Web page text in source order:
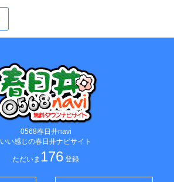
0568春日井navi
いい感じの春日井ナビサイト
ただいま 176 登録